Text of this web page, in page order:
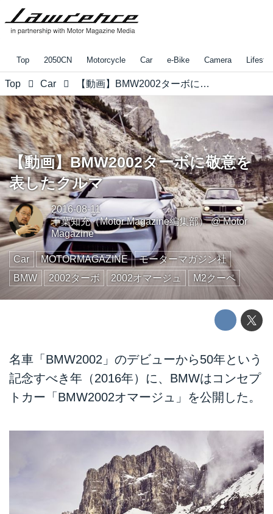
Top 2050CN Motorcycle Car e-Bike Camera
Top Car 【動画】BMW2002ターボに敬意を表したクルマ
【動画】BMW2002ターボに敬意を
表したクルマ
2016-08-11
千葉知充（Motor Magazine編集部）@Motor
Magazine
Car MOTORMAGAZINE
モーターマガジン社
BMW
2002ターボ 2002オマージュ M2クーペ
名車「BMW2002」のデビューから50年という
記念すべき年（2016年）に、BMWはコンセプ
トカー「BMW2002オマージュ」を公開した。